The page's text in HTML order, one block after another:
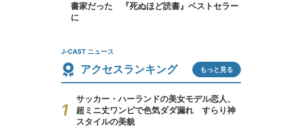
書家だった 『死ぬほど読書』ベストセラー
に
J-CAST ニュース
アクセスランキング もっと見る
サッカー・ハーランドの美女モデル恋人、
超ミニ丈ワンピで色気ダダ漏れ すらり神
スタイルの美貌